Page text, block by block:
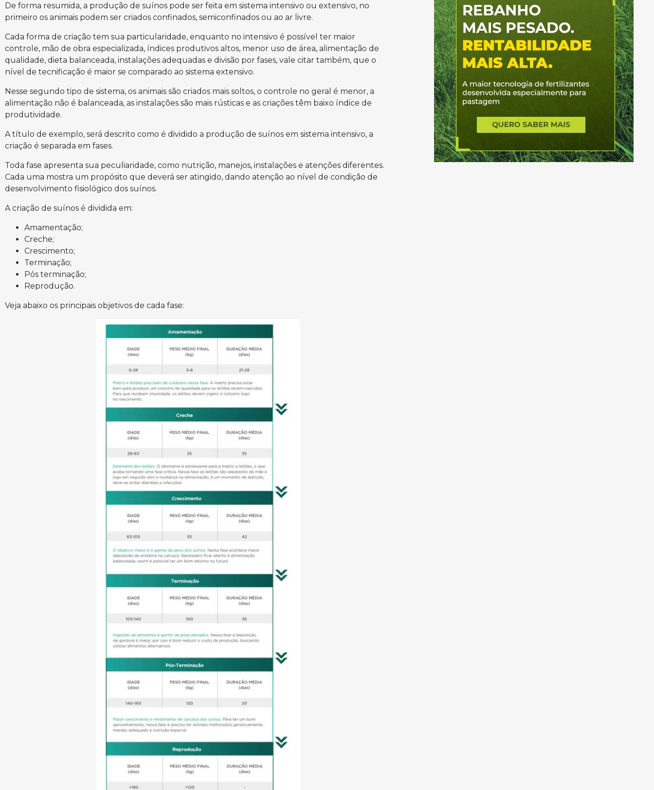
De forma resumida, a produção de suínos pode ser feita em sistema intensivo ou extensivo, no
primeiro os animais podem ser criados confinados, semiconfinados ou ao ar livre.
Cada forma de criação tem sua particularidade, enquanto no intensivo é possível ter maior
controle, mão de obra especializada, índices produtivos altos, menor uso de área, alimentação de
qualidade, dieta balanceada, instalações adequadas e divisão por fases, vale citar também, que o
nível de tecnificação é maior se comparado ao sistema extensivo.
Nesse segundo tipo de sistema, os animais são criados mais soltos, o controle no geral é menor, a
alimentação não é balanceada, as instalações são mais rústicas e as criações têm baixo índice de
produtividade.
A título de exemplo, será descrito como é dividido a produção de suínos em sistema intensivo, a
criação é separada em fases.
Toda fase apresenta sua peculiaridade, como nutrição, manejos, instalações e atenções diferentes.
Cada uma mostra um propósito que deverá ser atingido, dando atenção ao nível de condição de
desenvolvimento fisiológico dos suínos.
A criação de suínos é dividida em:
Amamentação;
Creche;
Crescimento;
Terminação;
Pós terminação;
Reprodução.
Veja abaixo os principais objetivos de cada fase: